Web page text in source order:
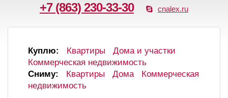
+7 (863) 230-33-30 cnalex.ru
Куплю: Квартиры
Дома и участки
Коммерческая недвижимость
Сниму:
Квартиры Дома
Коммерческая
недвижимость